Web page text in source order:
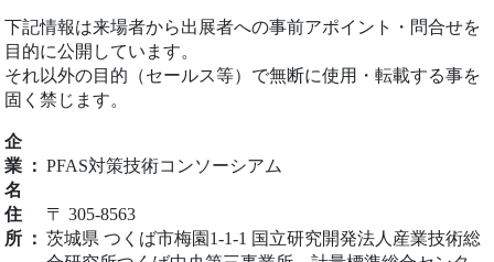
下記情報は来場者から出展者への事前アポイント・問合せを
目的に公開しています。
それ以外の目的（セールス等）で無断に使用・転載する事を
固く禁じます。
企
業
名
： PFAS対策技術コンソーシアム
住
所 ：
〒 305-8563
茨城県 つくば市梅園1-1-1 国立研究開発法人産業技術総